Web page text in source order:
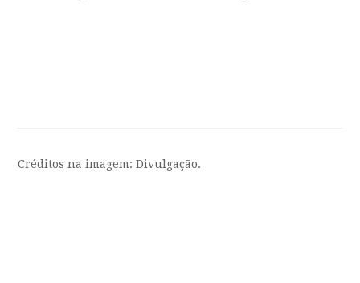
Créditos na imagem: Divulgação.